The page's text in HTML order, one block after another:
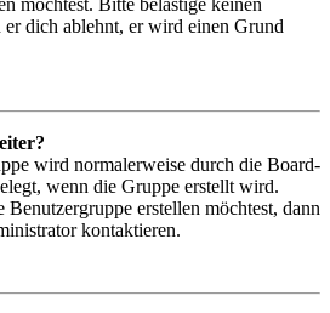
möchtest. Bitte belästige keinen
dich ablehnt, er wird einen Grund
wird normalerweise durch die Board-
wenn die Gruppe erstellt wird.
Benutzergruppe erstellen möchtest, dann
kontaktieren.